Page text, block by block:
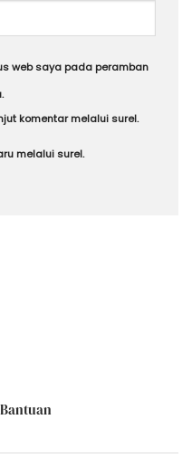
web saya pada peramban
komentar melalui surel.
melalui surel.